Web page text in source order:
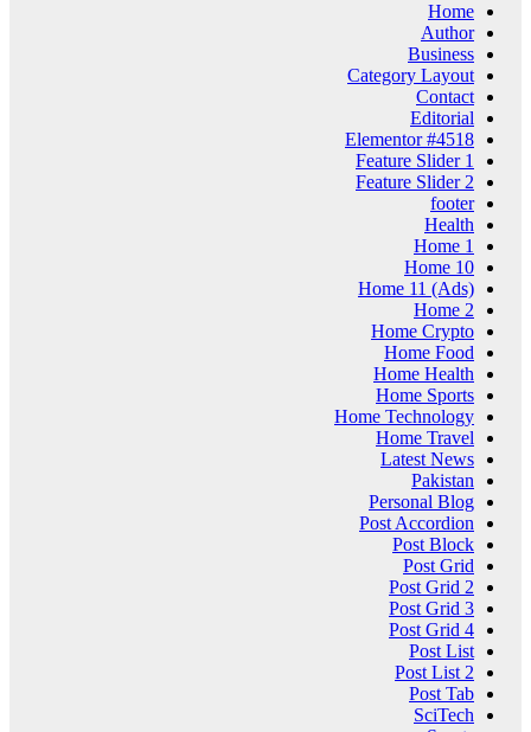
Home
Author
Business
Category Layout
Contact
Editorial
Elementor #4518
Feature Slider 1
Feature Slider 2
footer
Health
Home 1
Home 10
Home 11 (Ads)
Home 2
Home Crypto
Home Food
Home Health
Home Sports
Home Technology
Home Travel
Latest News
Pakistan
Personal Blog
Post Accordion
Post Block
Post Grid
Post Grid 2
Post Grid 3
Post Grid 4
Post List
Post List 2
Post Tab
SciTech